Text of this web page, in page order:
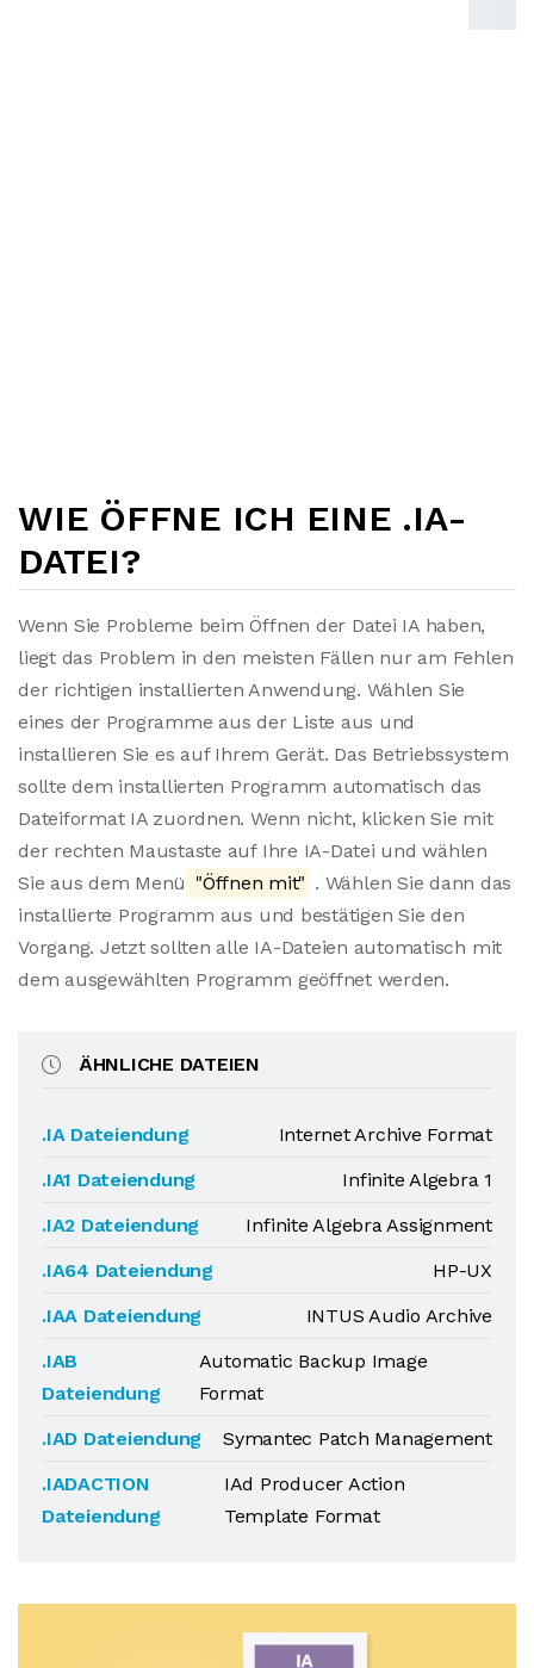
WIE ÖFFNE ICH EINE .IA-
DATEI?
Wenn Sie Probleme beim Öffnen der Datei IA haben,
liegt das Problem in den meisten Fällen nur am Fehlen
der richtigen installierten Anwendung. Wählen Sie
eines der Programme aus der Liste aus und
installieren Sie es auf Ihrem Gerät. Das Betriebssystem
sollte dem installierten Programm automatisch das
Dateiformat IA zuordnen. Wenn nicht, klicken Sie mit
der rechten Maustaste auf Ihre IA-Datei und wählen
Sie aus dem Menü "Öffnen mit" . Wählen Sie dann das
installierte Programm aus und bestätigen Sie den
Vorgang. Jetzt sollten alle IA-Dateien automatisch mit
dem ausgewählten Programm geöffnet werden.
ÄHNLICHE DATEIEN
.IA Dateiendung
Internet Archive Format
.IA1 Dateiendung
Infinite Algebra 1
.IA2 Dateiendung
Infinite Algebra Assignment
.IA64 Dateiendung
HP-UX
.IAA Dateiendung
INTUS Audio Archive
.IAB
Dateiendung
Automatic Backup Image
Format
.IAD Dateiendung
Symantec Patch Management
.IADACTION
Dateiendung
IAd Producer Action
Template Format